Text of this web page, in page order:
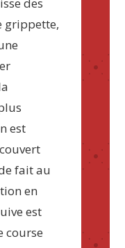
grippette,
est
fait au
en
est
course